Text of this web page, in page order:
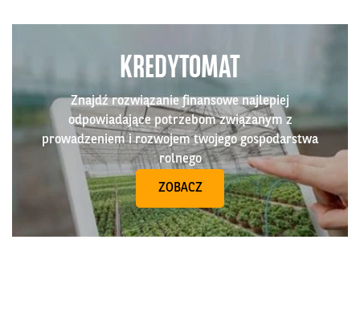
KREDYTOMAT
Znajdź rozwiązanie finansowe najlepiej
odpowiadające potrzebom związanym z
prowadzeniem i rozwojem twojego gospodarstwa
rolnego
ZOBACZ